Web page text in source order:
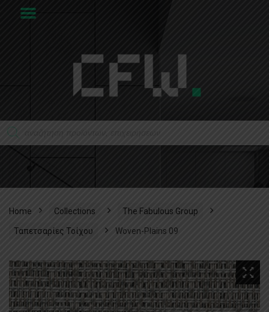
Home Collections The Fabulous Group
Ταπετσαρίες Τοίχου Woven-Plains 09